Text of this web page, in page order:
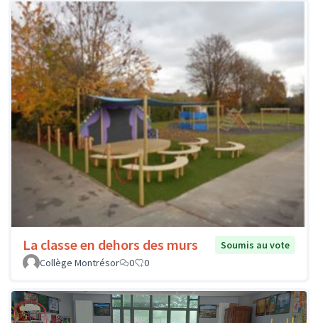
La classe en dehors des murs
Soumis au vote
Collège Montrésor
0 0